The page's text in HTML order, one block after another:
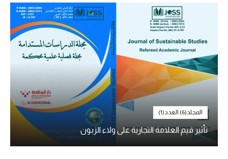
المجلد(6) العدد(1)
تأثير قيم العلامة التجارية على ولاء الزبون